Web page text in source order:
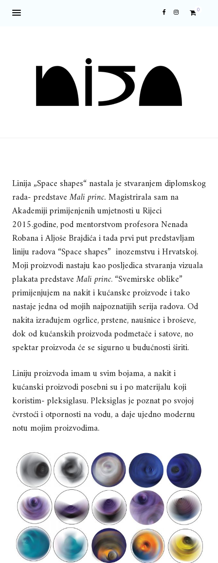
0
Linija „Space shapes“ nastala je stvaranjem diplomskog
rada- predstaveMali princ.Magistrirala sam na
Akademiji primijenjenih umjetnosti u Rijeci
2015.godine, pod mentorstvom profesora Nenada
Robana i Aljoše Brajdića i tada prvi put predstavljam
liniju radova “Space shapes” inozemstvu i Hrvatskoj.
Moji proizvodi nastaju kao posljedica stvaranja vizuala
plakata predstaveMali princ. “Svemirske oblike”
primijenjujem na nakit i kućanske proizvode i tako
nastaje jedna od mojih najpoznatijih serija radova. Od
nakita izrađujem ogrlice, prstene, naušnice i broševe,
dok od kućanskih proizvoda podmetače i satove, no
spektar proizvoda će se sigurno u budućnosti širiti.
Liniju proizvoda imam u svim bojama, a nakit i
kućanski proizvodi posebni su i po materijalu koji
koristim- pleksiglasu. Pleksiglas je poznat po svojoj
čvrstoći i otpornosti na vodu, a daje ujedno modernu
notu mojim proizvodima.